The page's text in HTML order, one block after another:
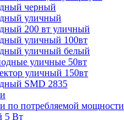
черный
уличный
200 вт уличный
уличный 100вт
уличный белый
уличные 50вт
уличный 150вт
SMD 2835
по потребляемой мощности
5 Вт